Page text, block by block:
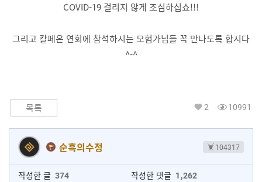
COVID-19 걸리지 않게 조심하십쇼!!!
그리고 칼페온 연회에 참석하시는 모험가님들 꼭 만나도록 합시다
^-^
목록 2 10991
순흑의수정 104317
작성한 글 374 작성한 댓글 1,262